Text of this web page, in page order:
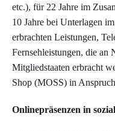
etc.), für 22 Jahre im
10 Jahre bei Unterlagen
erbrachten Leistungen,
Fernsehleistungen, die an
Mitgliedstaaten erbracht
Shop (MOSS) in
Onlinepräsenzen in